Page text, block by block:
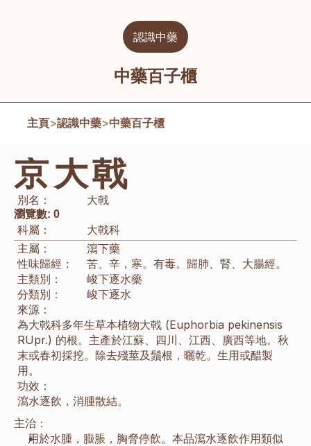
認識中藥
中藥百子櫃
主頁>認識中藥>中藥百子櫃
京大戟
別名： 大戟
瀏覽數: 0
科屬：
大戟科
主屬：
瀉下藥
性味歸經：
苦、辛，寒。有毒。歸肺、腎、大腸經。
主類別：
峻下逐水藥
分類別：
峻下逐水
來源：
為大戟科多年生草本植物大戟 (Euphorbia pekinensis
RUpr.) 的根。主產於江蘇、四川、江西、廣西等地。秋
末或春初採挖。除去殘莖及鬚根，曬乾。生用或醋製
用。
功效：
瀉水逐飲，消腫散結。
主治：
用於水腫，臌脹，胸脅停飲。本品瀉水逐飲作用類似